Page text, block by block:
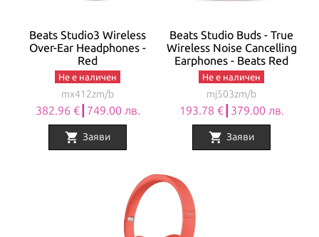
Beats Studio3 Wireless
Over-Ear Headphones -
Red
Не е наличен
mx412zm/b
382.96 €┃749.00 лв.
shopping_cart Заяви
Beats Studio Buds - True
Wireless Noise Cancelling
Earphones - Beats Red
Не е наличен
mj503zm/b
193.78 €┃379.00 лв.
shopping_cart Заяви